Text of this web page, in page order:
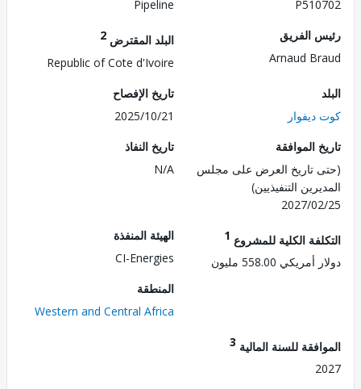
الفريق
Arnaud
البلد المقترض
Republic of Cote d'Ivoire
تاريخ الإفصاح
2025/10/21
الموافقة
تاريخ العرض على مجلس
التنفيذيين)
2027/
تاريخ النفاذ
N/A
الكلية للمشروع1
558.00 مليون
الهيئة المنفذة
CI-Energies
Western and Central Africa
للسنة المالية3